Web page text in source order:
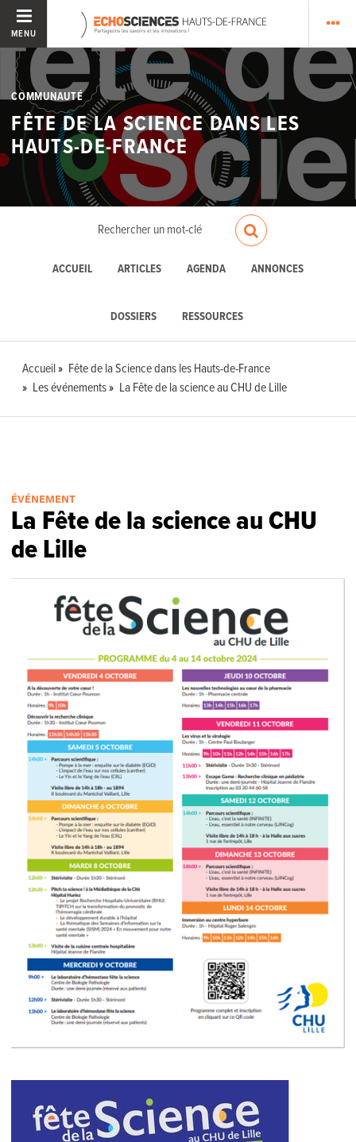
MENU
COMMUNAUTÉ
FÊTE DE LA SCIENCE DANS LES
HAUTS-DE-FRANCE
ACCUEIL ARTICLES AGENDA ANNONCES
DOSSIERS RESSOURCES
Accueil
Fête de la Science dans les Hauts-de-France
Les événements
La Fête de la science au CHU de Lille
ÉVÉNEMENT
La Fête de la science au CHU
de Lille